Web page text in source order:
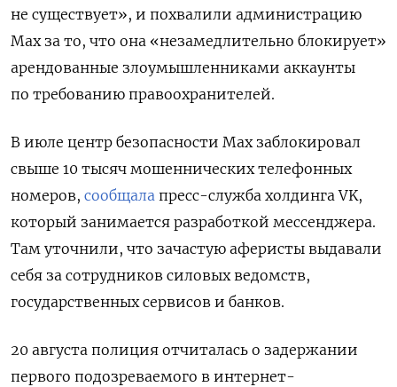
не существует», и похвалили администрацию
Max за то, что она «незамедлительно блокирует»
арендованные злоумышленниками аккаунты
по требованию правоохранителей.
В июле центр безопасности Max заблокировал
свыше 10 тысяч мошеннических телефонных
номеров, сообщала пресс-служба холдинга VK,
который занимается разработкой мессенджера.
Там уточнили, что зачастую аферисты выдавали
себя за сотрудников силовых ведомств,
государственных сервисов и банков.
20 августа полиция отчиталась о задержании
первого подозреваемого в интернет-